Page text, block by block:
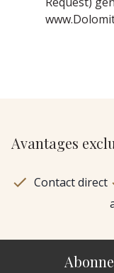
Avantages
Contact direct